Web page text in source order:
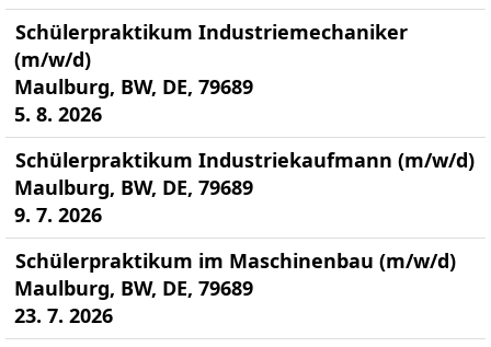
Schülerpraktikum Industriemechaniker
(m/w/d)
Maulburg, BW, DE, 79689
5. 8. 2026
Schülerpraktikum Industriekaufmann (m/w/d)
Maulburg, BW, DE, 79689
9. 7. 2026
Schülerpraktikum im Maschinenbau (m/w/d)
Maulburg, BW, DE, 79689
23. 7. 2026